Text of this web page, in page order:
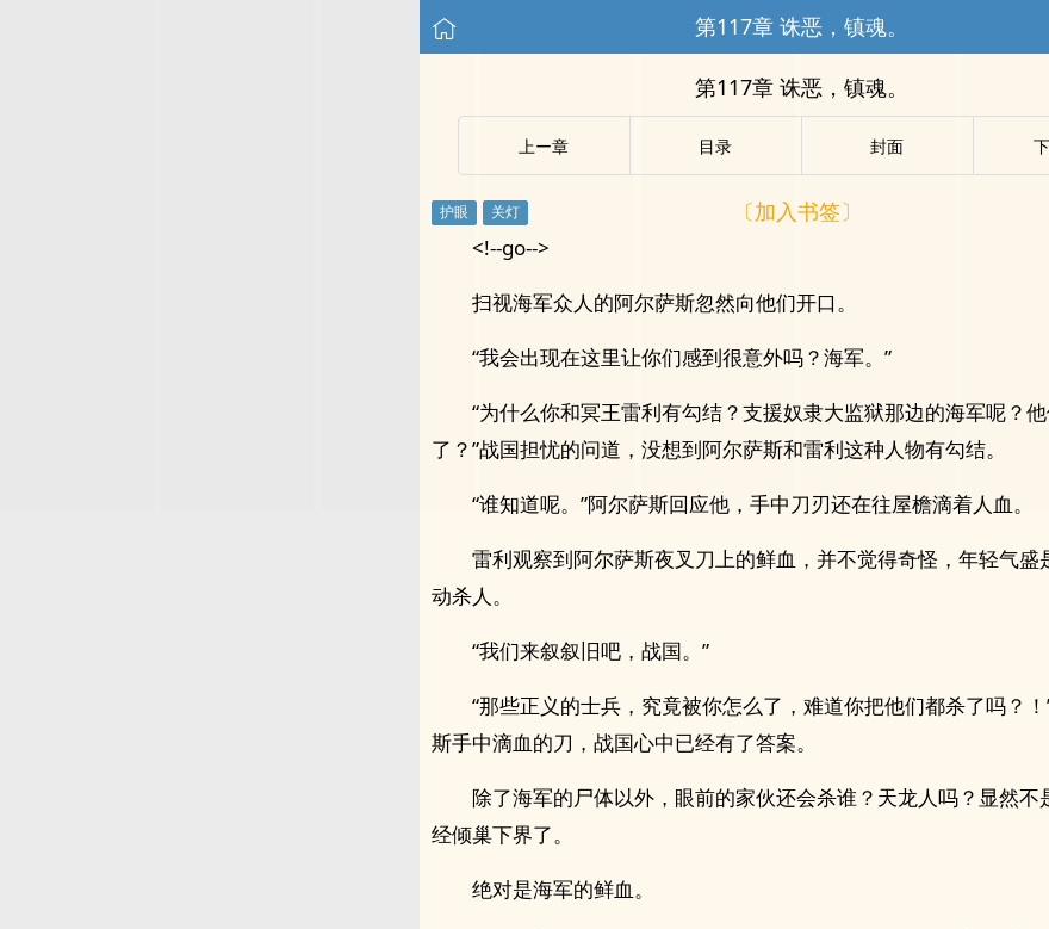
第117章 诛恶，镇魂。
第117章 诛恶，镇魂。
上ー章 目录 封面
〔加入书签〕
<!--go-->
扫视海军众人的阿尔萨斯忽然向他们开口。
“我会出现在这里让你们感到很意外吗？海军。”
“为什么你和冥王雷利有勾结？支援奴隶大监狱那边的海军呢？
了？”战国担忧的问道，没想到阿尔萨斯和雷利这种人物有勾结。
“谁知道呢。”阿尔萨斯回应他，手中刀刃还在往屋檐滴着人血。
雷利观察到阿尔萨斯夜叉刀上的鲜血，并不觉得奇怪，年轻气盛
动杀人。
“我们来叙叙旧吧，战国。”
“那些正义的士兵，究竟被你怎么了，难道你把他们都杀了吗？
斯手中滴血的刀，战国心中已经有了答案。
除了海军的尸体以外，眼前的家伙还会杀谁？天龙人吗？显然不
经倾巢下界了。
绝对是海军的鲜血。